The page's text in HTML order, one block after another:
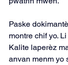
Paske
montre chif yo.
Kalite laperèz
anvan menm yo